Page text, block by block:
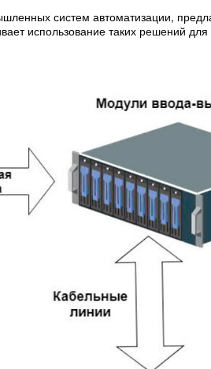
систем автоматизации,
использование таких решений для